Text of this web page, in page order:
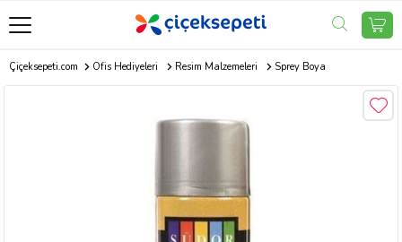
Çiçeksepeti.com Ofis Hediyeleri Resim Malzemeleri Sprey Boya